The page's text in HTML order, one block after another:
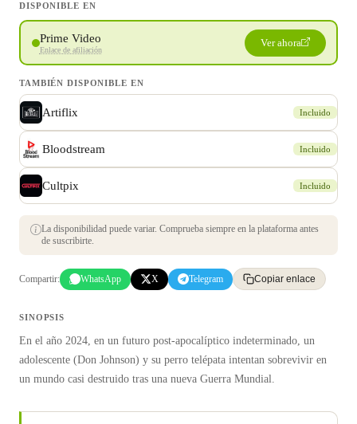
DISPONIBLE EN
Prime Video
Enlace de afiliación
Ver ahora
TAMBIÉN DISPONIBLE EN
Artiflix Incluido
Bloodstream Incluido
Cultpix Incluido
La disponibilidad puede variar. Comprueba siempre en la plataforma antes
de suscribirte.
Compartir: WhatsApp X Telegram Copiar enlace
SINOPSIS
En el año 2024, en un futuro post-apocalíptico indeterminado, un
adolescente (Don Johnson) y su perro telépata intentan sobrevivir en
un mundo casi destruido tras una nueva Guerra Mundial.